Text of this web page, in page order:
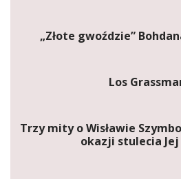
„Złote gwoździe”
Los
Trzy mity o Wisławie
okazji stulecia